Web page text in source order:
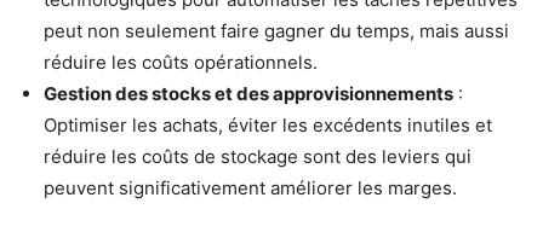
peut non seulement faire gagner du temps, mais aussi
réduire les coûts opérationnels.
Gestion des stocks et des approvisionnements :
Optimiser les achats, éviter les excédents inutiles et
réduire les coûts de stockage sont des leviers qui
peuvent significativement améliorer les marges.